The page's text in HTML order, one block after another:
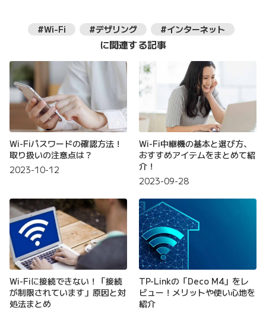
#Wi-Fi #デザリング #インターネット
に関連する記事
Wi-Fiパスワードの確認方法！
取り扱いの注意点は？
2023-10-12
Wi-Fi中継機の基本と選び方、
おすすめアイテムをまとめて紹
介！
2023-09-28
Wi-Fiに接続できない！「接続
が制限されています」原因と対
処法まとめ
TP-Linkの「Deco M4」をレ
ビュー！メリットや使い心地を
紹介